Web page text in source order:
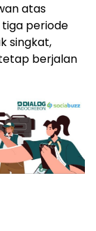
atas
periode
singkat,
berjalan